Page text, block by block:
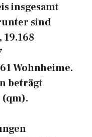
insgesamt
sind
Wohnheime.
beträgt
(qm).